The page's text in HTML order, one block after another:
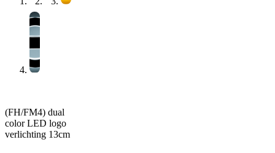
(FH/FM4) dual
color LED logo
verlichting 13cm